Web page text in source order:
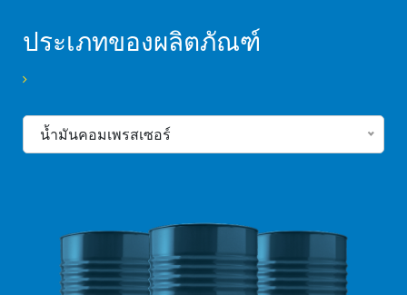
ประเภทของผลิตภัณฑ์
น้ำมันคอมเพรสเซอร์